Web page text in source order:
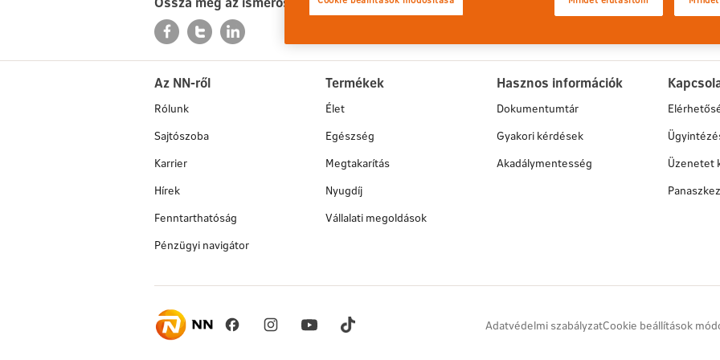
Az NN-ről
Rólunk
Sajtószoba
Karrier
Hírek
Fenntarthatóság
Pénzügyi navigátor
Termékek
Élet
Egészség
Megtakarítás
Nyugdíj
Vállalati megoldások
Hasznos információk
Dokumentumtár
Gyakori kérdések
Akadálymentesség
Üzenetet
Adatvédelmi szabályzatCookie beállítások